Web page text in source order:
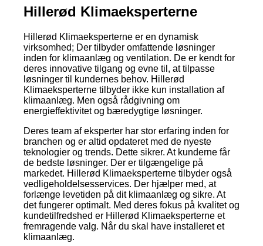
Hillerød Klimaeksperterne
Hillerød Klimaeksperterne er en dynamisk
virksomhed; Der tilbyder omfattende løsninger
inden for klimaanlæg og ventilation. De er kendt for
deres innovative tilgang og evne til, at tilpasse
løsninger til kundernes behov. Hillerød
Klimaeksperterne tilbyder ikke kun installation af
klimaanlæg. Men også rådgivning om
energieffektivitet og bæredygtige løsninger.
Deres team af eksperter har stor erfaring inden for
branchen og er altid opdateret med de nyeste
teknologier og trends. Dette sikrer. At kunderne får
de bedste løsninger. Der er tilgængelige på
markedet. Hillerød Klimaeksperterne tilbyder også
vedligeholdelsesservices. Der hjælper med, at
forlænge levetiden på dit klimaanlæg og sikre. At
det fungerer optimalt. Med deres fokus på kvalitet og
kundetilfredshed er Hillerød Klimaeksperterne et
fremragende valg. Når du skal have installeret et
klimaanlæg.